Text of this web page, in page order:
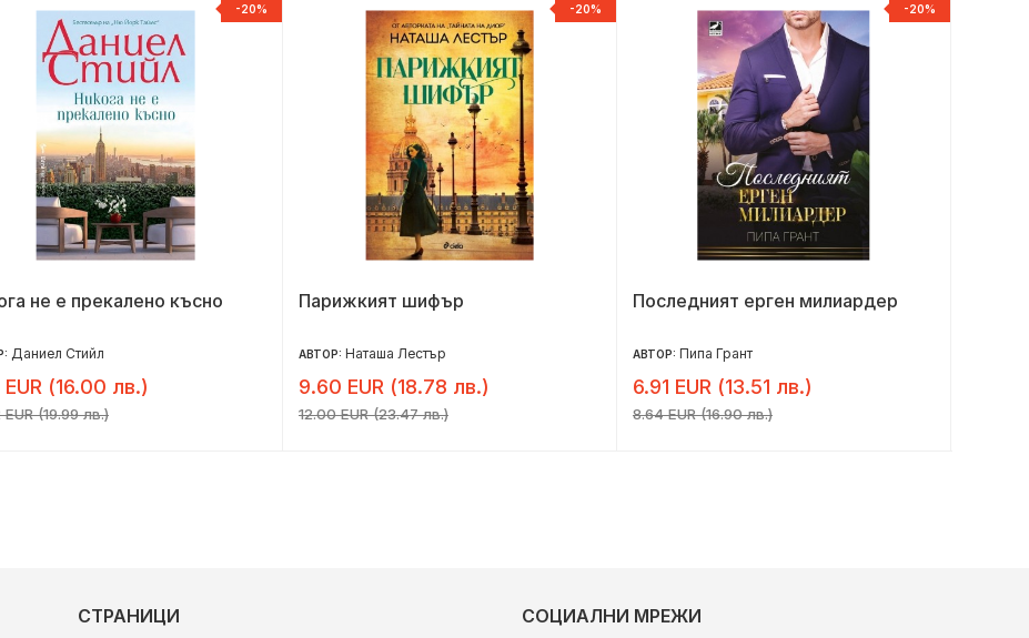
-20%
не е прекалено късно
Даниел Стийл
EUR (16.00 лв.)
EUR (19.99 лв.)
-20%
Парижкият шифър
АВТОР: Наташа Лестър
9.60 EUR (18.78 лв.)
12.00 EUR (23.47 лв.)
-20%
Последният ерген милиардер
АВТОР: Пипа Грант
6.91 EUR (13.51 лв.)
8.64 EUR (16.90 лв.)
СТРАНИЦИ СОЦИАЛНИ МРЕЖИ